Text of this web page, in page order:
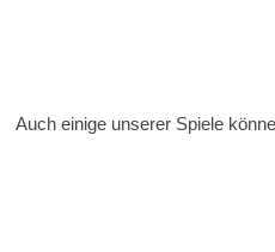
Auch einige unserer Spiele